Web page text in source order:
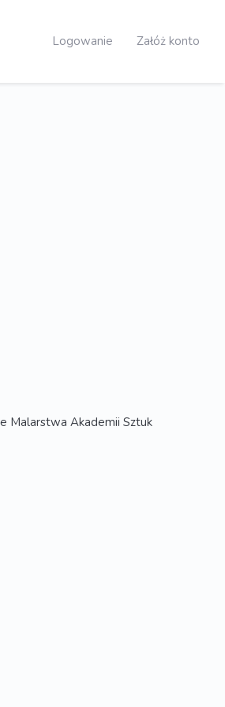
Logowanie Załóż konto
Malarstwa Akademii Sztuk